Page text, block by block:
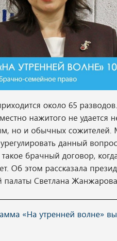
около 65
нажитого не удается
но и обычных сожителей.
данный
такое брачный договор,
Об этом рассказала
палаты Светлана
«На утренней волне»